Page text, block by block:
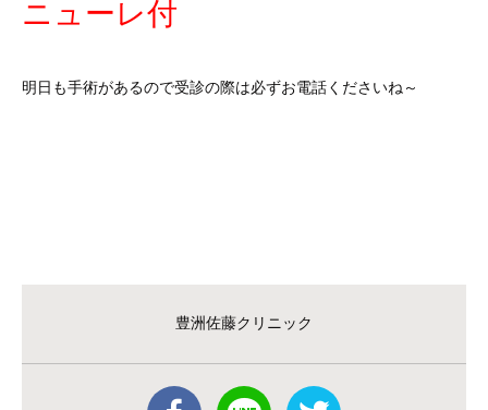
ニューレ付
明日も手術があるので受診の際は必ずお電話くださいね～
豊洲佐藤クリニック